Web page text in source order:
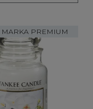
MARKA PREMIUM